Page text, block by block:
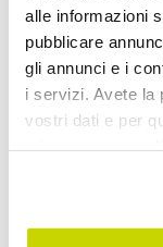
alle informazioni
pubblicare
gli annunci e i
i servizi. Avete la
vostri dati e per
modificare o
momento dalla